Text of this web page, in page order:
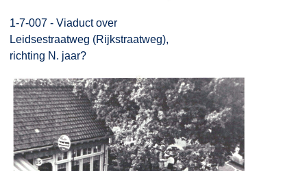
1-7-007 - Viaduct over
Leidsestraatweg (Rijkstraatweg),
richting N. jaar?